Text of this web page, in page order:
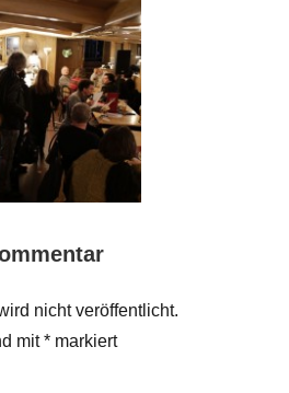
nicht veröffentlicht.
mit* markiert